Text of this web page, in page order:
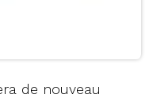
de nouveau